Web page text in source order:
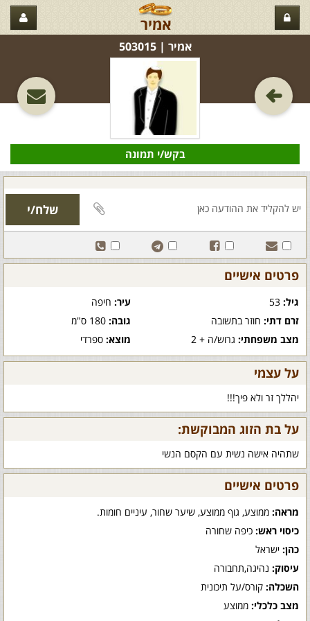
אמיר
אמיר‏ | 503015
בקש/י תמונה
פרטים אישיים
גיל: עיר:חיפה
זרם דתי: חוזר בתשובה גובה:180 ס"מ
מצב משפחתי: גרוש/ה + 2 מוצא:ספרדי
על עצמי
יהללך זר ולא פיך!!!
על בת הזוג המבוקשת:
שתהיה אישה נשית עם הקסם הנשי
פרטים אישיים
מראה: ממוצע, גוף ממוצע, שיער שחור, עיניים חומות.
כיסוי ראש: כיפה שחורה
כהן: ישראל
עיסוק: נהיגה,תחבורה
השכלה: קורס/על תיכונית
מצב כלכלי: ממוצע